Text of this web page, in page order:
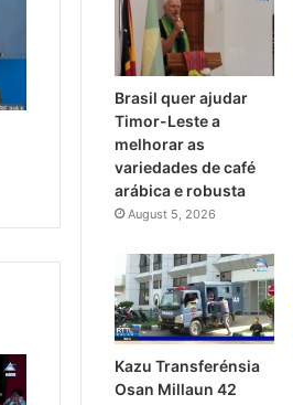
Brasil quer ajudar
Timor-Leste a
melhorar as
variedades de café
arábica e robusta
August 5, 2026
Kazu Transferénsia
Osan Millaun 42